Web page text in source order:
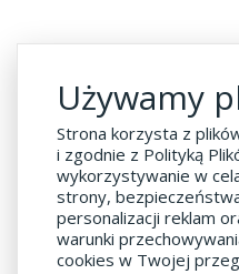
Używamy
Strona korzysta z
i zgodnie z Polityką
wykorzystywanie w
strony,
personalizacji reklam
warunki
cookies w Twojej